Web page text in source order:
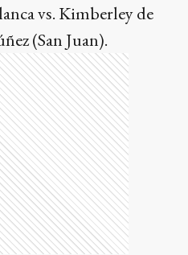
vs. Kimberley de
(San Juan).